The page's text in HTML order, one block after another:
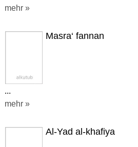
mehr »
Masra‘ fannan
...
mehr »
Al-Yad al-khafiya